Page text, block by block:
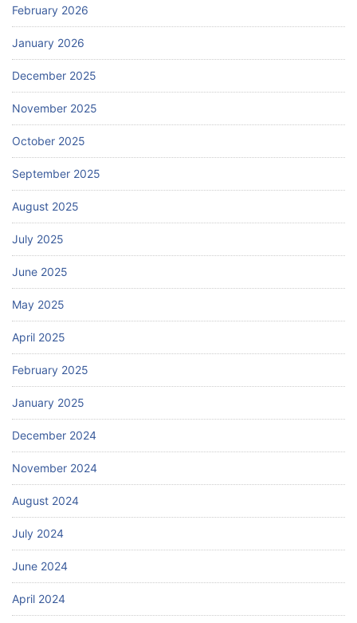
February 2026
January 2026
December 2025
November 2025
October 2025
September 2025
August 2025
July 2025
June 2025
May 2025
April 2025
February 2025
January 2025
December 2024
November 2024
August 2024
July 2024
June 2024
April 2024